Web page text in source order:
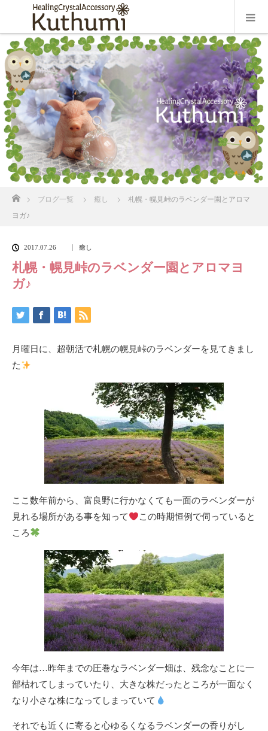
ブログ一覧 癒し
札幌・幌見峠のラベンダー園とアロマ
ヨガ♪
2017.07.26 癒し
札幌・幌見峠のラベンダー園とアロマヨ
ガ♪
月曜日に、超朝活で札幌の幌見峠のラベンダーを見てきまし
た
ここ数年前から、富良野に行かなくても一面のラベンダーが
見れる場所がある事を知って
この時期恒例で伺っていると
ころ
今年は…昨年までの圧巻なラベンダー畑は、残念なことに一
部枯れてしまっていたり、大きな株だったところが一面なく
なり小さな株になってしまっていて
それでも近くに寄ると心ゆるくなるラベンダーの香りがし